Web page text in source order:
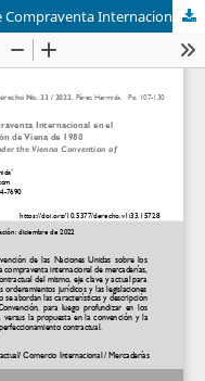
El perfeccionamiento del Contrato de Compraventa Internacional en el marco de lo dispuesto en la Convención de Viena de 1980